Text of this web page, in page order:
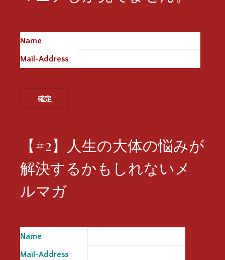
Name
Mail-Address
【#2】人生の大体の悩みが
解決するかもしれないメ
ルマガ
Name
Mail-Address